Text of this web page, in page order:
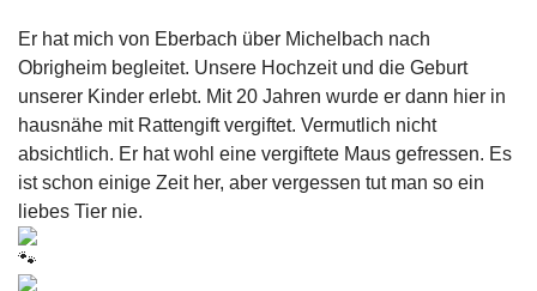
Er hat mich von Eberbach über Michelbach nach
Obrigheim begleitet. Unsere Hochzeit und die Geburt
unserer Kinder erlebt. Mit 20 Jahren wurde er dann hier in
hausnähe mit Rattengift vergiftet. Vermutlich nicht
absichtlich. Er hat wohl eine vergiftete Maus gefressen. Es
ist schon einige Zeit her, aber vergessen tut man so ein
liebes Tier nie.